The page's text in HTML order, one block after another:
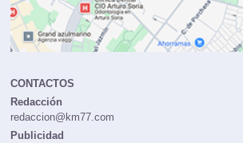
CONTACTOS
Redacción
redaccion@km77.com
Publicidad